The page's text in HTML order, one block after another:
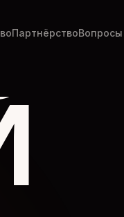
ПартнёрствоВопросы